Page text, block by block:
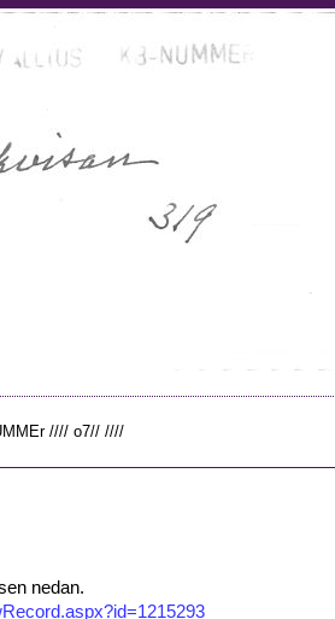
//// o7// ////
nedan.